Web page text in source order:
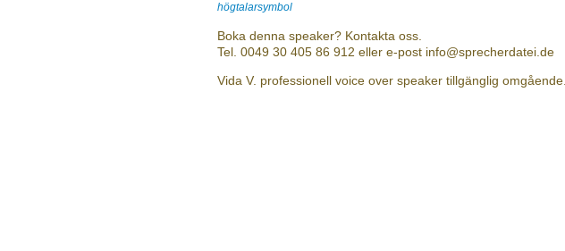
högtalarsymbol
Boka denna speaker? Kontakta oss.
Tel. 0049 30 405 86 912 eller e-post info@sprecherdatei.de
Vida V. professionell voice over speaker tillgänglig omgående.